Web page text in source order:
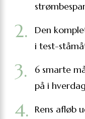
Den
i test-
6 smarte
på i
Rens afløb